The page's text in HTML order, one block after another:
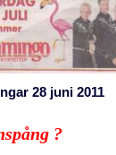
28 juni 2011
?